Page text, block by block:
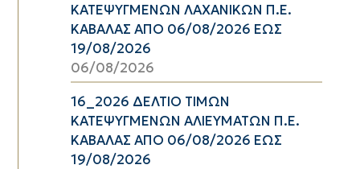
ΚΑΤΕΨΥΓΜΕΝΩΝ ΛΑΧΑΝΙΚΩΝ Π.Ε.
ΚΑΒΑΛΑΣ ΑΠΟ 06/08/2026 ΕΩΣ
19/08/2026
06/08/2026
16_2026 ΔΕΛΤΙΟ ΤΙΜΩΝ
ΚΑΤΕΨΥΓΜΕΝΩΝ ΑΛΙΕΥΜΑΤΩΝ Π.Ε.
ΚΑΒΑΛΑΣ ΑΠΟ 06/08/2026 ΕΩΣ
19/08/2026